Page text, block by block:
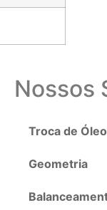
Nossos
Troca de Óleo
Geometria